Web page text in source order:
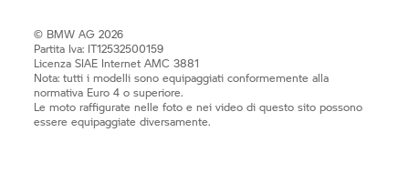
© BMW AG 2026
Partita Iva: IT12532500159
Licenza SIAE Internet AMC 3881
Nota: tutti i modelli sono equipaggiati conformemente alla
normativa Euro 4 o superiore.
Le moto raffigurate nelle foto e nei video di questo sito possono
essere equipaggiate diversamente.